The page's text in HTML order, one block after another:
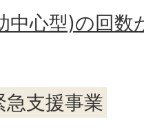
中心型)の回数
急支援事業